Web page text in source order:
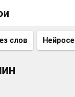
слов